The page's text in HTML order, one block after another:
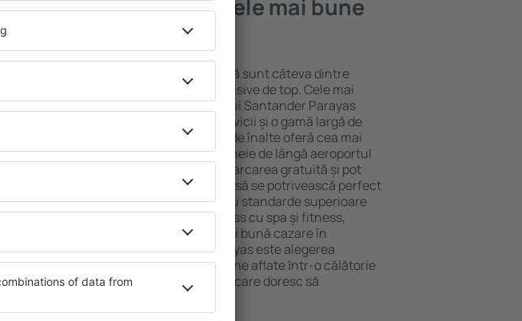
Santander Parayas – cele mai bune
hoteluri
Varietatea serviciilor și o locație atractivă sunt câteva dintre
elementele cheie ale unui hotel All-Inclusive de top. Cele mai
bune hoteluri din apropierea aeroportului Santander Parayas
garantează cel mai înalt standard de servicii și o gamă largă de
facilități. Unitățile de cazare cu standarde înalte oferă cea mai
bună locație, în apropiere de atracţiile cheie de lângă aeroportul
Santander Parayas. Oaspeții pot folosi parcarea gratuită și pot
alege o cameră sau un apartament care să se potrivească perfect
nevoilor lor. Este probabil ca hotelurile cu standarde superioare
să ofere un meniu variat, zone de wellness cu spa și fitness,
precum și activități pentru copii. Cea mai bună cazare în
apropierea aeroportului Santander Parayas este alegerea
perfectă pentru cupluri, familii și persoane aflate ȋntr-o călătorie
de afaceri, precum și pentru companiile care doresc să
organizeze ateliere pentru angajați.